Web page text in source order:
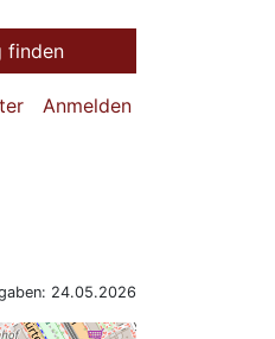
finden
Anmelden
24.05.2026